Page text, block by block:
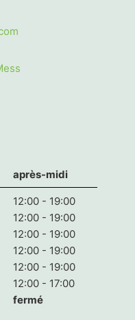
après-midi
12:00 - 19:00
12:00 - 19:00
12:00 - 19:00
12:00 - 19:00
12:00 - 19:00
12:00 - 17:00
fermé